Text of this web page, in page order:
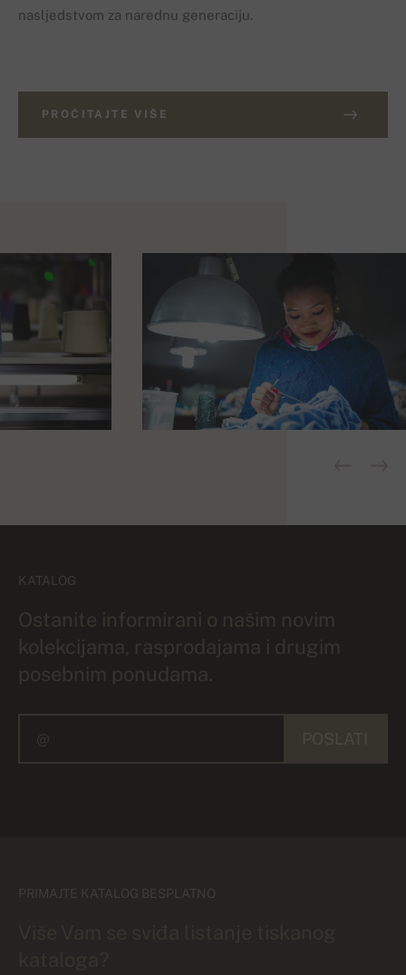
nasljedstvom za narednu generaciju.
PROČITAJTE VIŠE
KATALOG
Ostanite informirani o našim novim
kolekcijama, rasprodajama i drugim
posebnim ponudama.
PRIMAJTE KATALOG BESPLATNO